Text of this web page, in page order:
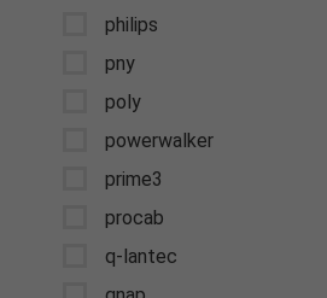
philips
pny
poly
powerwalker
prime3
procab
q-lantec